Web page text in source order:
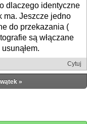
dlaczego identyczne
ma. Jeszcze jedno
do przekazania (
są włączane
Cytuj
»